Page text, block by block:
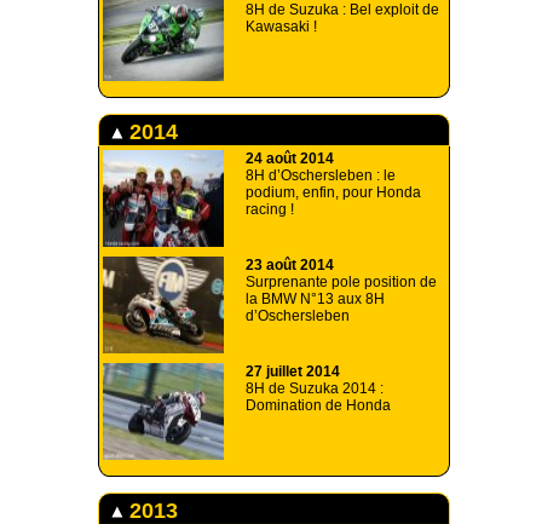
8H de Suzuka : Bel exploit de
Kawasaki !
2014
24 août 2014
8H d’Oschersleben : le
podium, enfin, pour Honda
racing !
23 août 2014
Surprenante pole position de
la BMW N°13 aux 8H
d’Oschersleben
27 juillet 2014
8H de Suzuka 2014 :
Domination de Honda
2013